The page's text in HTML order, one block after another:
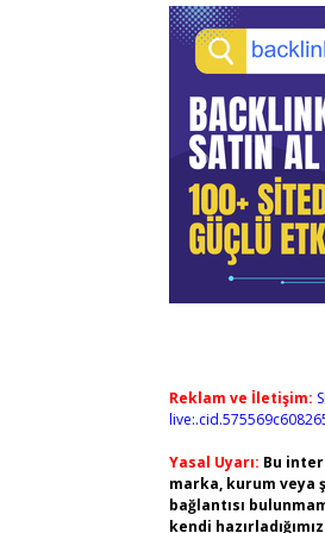
Reklam ve İletişim:
Yasal Uyarı: Bu
marka, kurum veya
bağlantısı
kendi